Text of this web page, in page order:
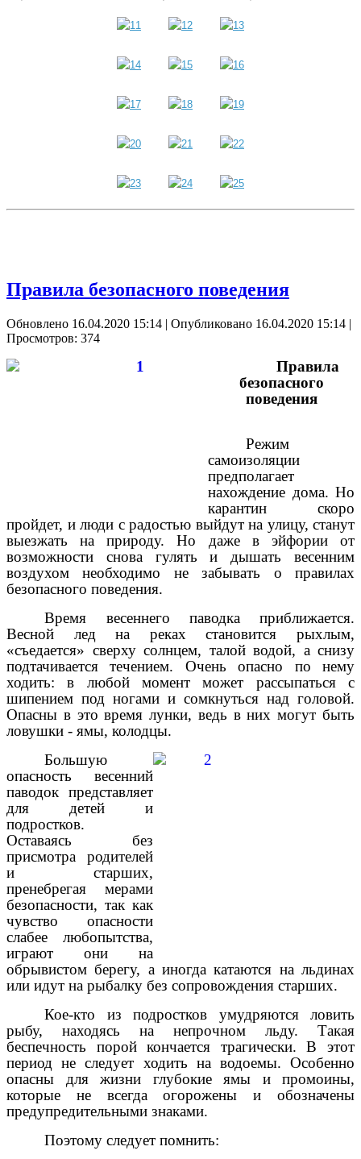
Правила безопасного поведения
Обновлено 16.04.2020 15:14 | Опубликовано 16.04.2020 15:14 |
Просмотров: 374
Правила
безопасного
поведения
Режим
самоизоляции
предполагает
нахождение дома. Но
карантин скоро
пройдет, и люди с радостью выйдут на улицу, станут
выезжать на природу. Но даже в эйфории от
возможности снова гулять и дышать весенним
воздухом необходимо не забывать о правилах
безопасного поведения.
Время весеннего паводка приближается.
Весной лед на реках становится рыхлым,
«съедается» сверху солнцем, талой водой, а снизу
подтачивается течением. Очень опасно по нему
ходить: в любой момент может рассыпаться с
шипением под ногами и сомкнуться над головой.
Опасны в это время лунки, ведь в них могут быть
ловушки - ямы, колодцы.
Большую
опасность весенний
паводок представляет
для детей и
подростков.
Оставаясь без
присмотра родителей
и старших,
пренебрегая мерами
безопасности, так как
чувство опасности
слабее любопытства,
играют они на
обрывистом берегу, а иногда катаются на льдинах
или идут на рыбалку без сопровождения старших.
Кое-кто из подростков умудряются ловить
рыбу, находясь на непрочном льду. Такая
беспечность порой кончается трагически. В этот
период не следует ходить на водоемы. Особенно
опасны для жизни глубокие ямы и промоины,
которые не всегда огорожены и обозначены
предупредительными знаками.
Поэтому следует помнить: